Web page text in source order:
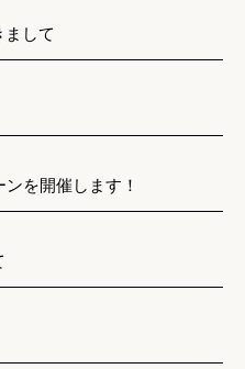
まして
を開催します！